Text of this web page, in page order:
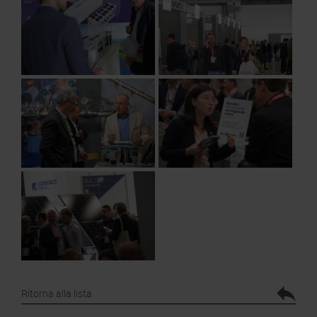
Ritorna alla lista